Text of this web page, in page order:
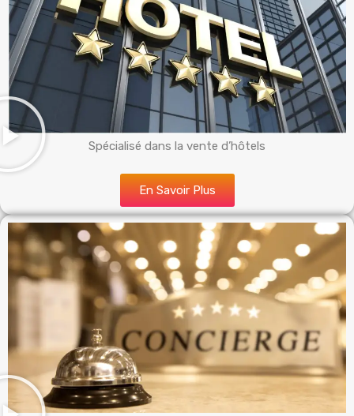
Spécialisé dans la vente d’hôtels
En Savoir Plus